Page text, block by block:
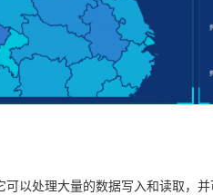
处理大量的数据写入和读取，